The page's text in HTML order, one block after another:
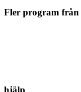
Fler program från
hjälp